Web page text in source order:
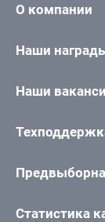
О компании
Наши
Наши
Статистика